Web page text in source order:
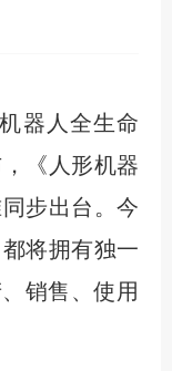
器人全生命
《人形机器
步出台。今
将拥有独一
销售、使用